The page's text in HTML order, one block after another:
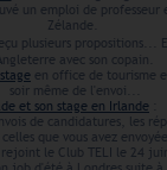
un emploi de professeur
Zélande.
plusieurs propositions...
avec son copain.
en office de tourisme
soir même de l'envoi...
et son stage en Irlande
de candidatures, les
que vous avez
rejoint le Club TELI le 24